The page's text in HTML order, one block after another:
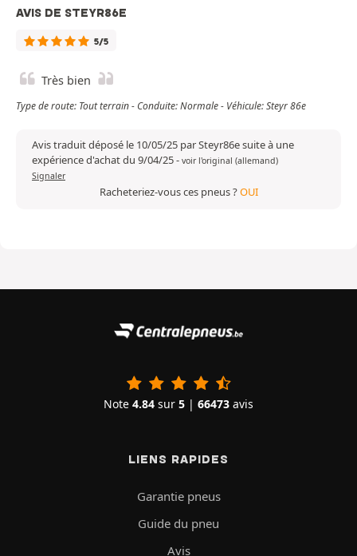
AVIS DE STEYR86E
5/5
Très bien
Type de route: Tout terrain - Conduite: Normale - Véhicule: Steyr 86e
Avis traduit déposé le 10/05/25 par Steyr86e suite à une
expérience d'achat du 9/04/25- voir l'original (allemand)
Signaler
Racheteriez-vous ces pneus ?OUI
Note 4.84 sur 5 | 66473 avis
LIENS RAPIDES
Garantie pneus
Guide du pneu
Avis